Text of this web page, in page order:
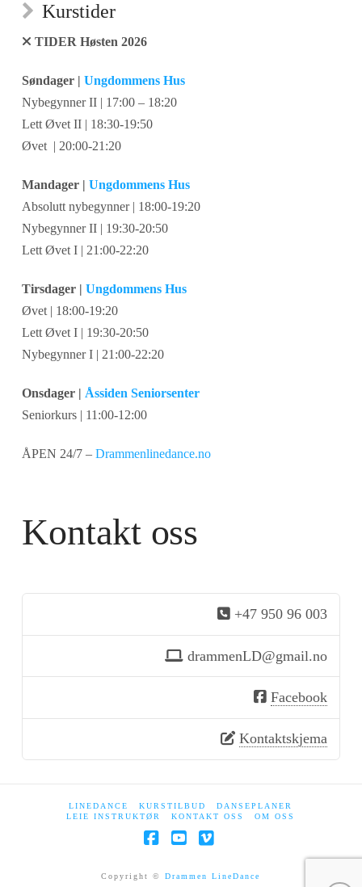
Kurstider
TIDER Høsten 2026
Søndager | Ungdommens Hus
Nybegynner II | 17:00 – 18:20
Lett Øvet II | 18:30-19:50
Øvet | 20:00-21:20
Mandager | Ungdommens Hus
Absolutt nybegynner | 18:00-19:20
Nybegynner II | 19:30-20:50
Lett Øvet I | 21:00-22:20
Tirsdager | Ungdommens Hus
Øvet | 18:00-19:20
Lett Øvet I | 19:30-20:50
Nybegynner I | 21:00-22:20
Onsdager | Åssiden Seniorsenter
Seniorkurs | 11:00-12:00
ÅPEN 24/7 – Drammenlinedance.no
Kontakt oss
+47 950 96 003
drammenLD@gmail.no
Facebook
Kontaktskjema
LINEDANCE KURSTILBUD
DANSEPLANER
LEIE INSTRUKTØR
KONTAKT OSS OM OSS
Copyright ©Drammen LineDance